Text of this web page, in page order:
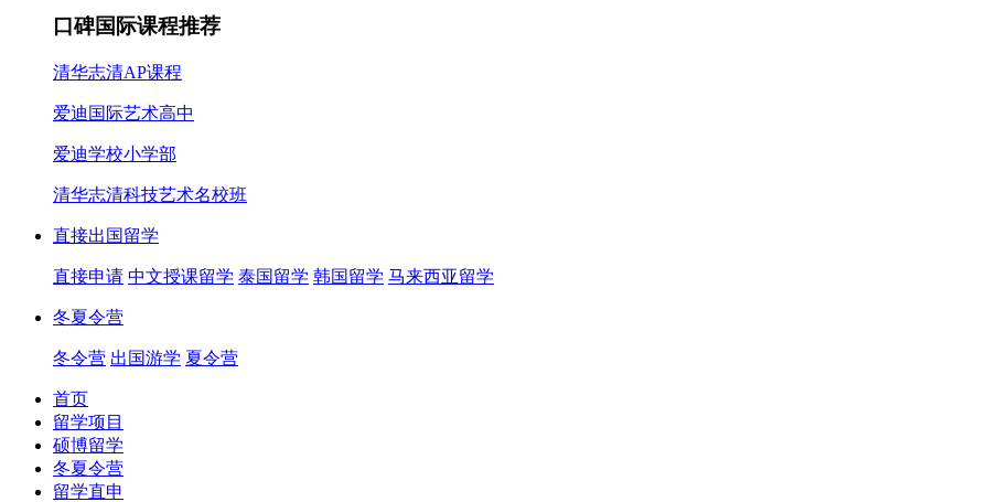
口碑国际课程推荐
清华志清AP课程
爱迪国际艺术高中
爱迪学校小学部
清华志清科技艺术名校班
直接出国留学
直接申请 中文授课留学 泰国留学 韩国留学 马来西亚留学
冬夏令营
冬令营 出国游学 夏令营
首页
留学项目
硕博留学
冬夏令营
留学直申